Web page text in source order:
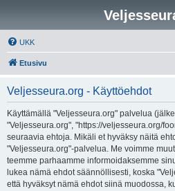
UKK
Etusivu
Veljesseura.org - Käyttöehdot
Käyttämällä "Veljesseura.org" palvelua
"Veljesseura.org", "https://veljesseura.org/
seuraavia ehtoja. Mikäli et hyväksy näitä
"Veljesseura.org"-palvelua. Me voimme
teemme parhaamme informoidaksemme
lukea nämä ehdot säännöllisesti, koska
että hyväksyt nämä ehdot siinä muodossa,